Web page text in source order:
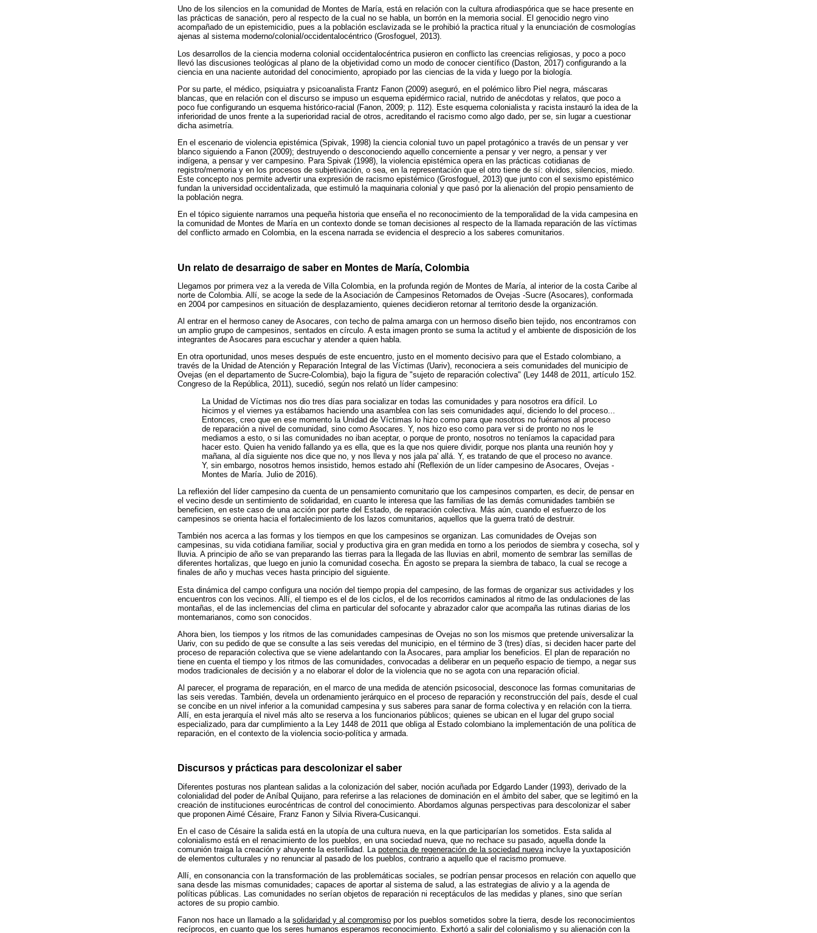
Uno de los silencios en la comunidad de Montes de María, está en relación con la cultura afrodiaspórica que se hace presente en
las prácticas de sanación, pero al respecto de la cual no se habla, un borrón en la memoria social. El genocidio negro vino
acompañado de un epistemicidio, pues a la población esclavizada se le prohibió la practica ritual y la enunciación de cosmologías
ajenas al sistema moderno/colonial/occidentalocéntrico (Grosfoguel, 2013).
Los desarrollos de la ciencia moderna colonial occidentalocéntrica pusieron en conflicto las creencias religiosas, y poco a poco
llevó las discusiones teológicas al plano de la objetividad como un modo de conocer científico (Daston, 2017) configurando a la
ciencia en una naciente autoridad del conocimiento, apropiado por las ciencias de la vida y luego por la biología.
Por su parte, el médico, psiquiatra y psicoanalista Frantz Fanon (2009) aseguró, en el polémico libro Piel negra, máscaras
blancas, que en relación con el discurso se impuso un esquema epidérmico racial, nutrido de anécdotas y relatos, que poco a
poco fue configurando un esquema histórico-racial (Fanon, 2009; p. 112). Este esquema colonialista y racista instauró la idea de la
inferioridad de unos frente a la superioridad racial de otros, acreditando el racismo como algo dado, per se, sin lugar a cuestionar
dicha asimetría.
En el escenario de violencia epistémica (Spivak, 1998) la ciencia colonial tuvo un papel protagónico a través de un pensar y ver
blanco siguiendo a Fanon (2009); destruyendo o desconociendo aquello concerniente a pensar y ver negro, a pensar y ver
indígena, a pensar y ver campesino. Para Spivak (1998), la violencia epistémica opera en las prácticas cotidianas de
registro/memoria y en los procesos de subjetivación, o sea, en la representación que el otro tiene de sí: olvidos, silencios, miedo.
Este concepto nos permite advertir una expresión de racismo epistémico (Grosfoguel, 2013) que junto con el sexismo epistémico
fundan la universidad occidentalizada, que estimuló la maquinaria colonial y que pasó por la alienación del propio pensamiento de
la población negra.
En el tópico siguiente narramos una pequeña historia que enseña el no reconocimiento de la temporalidad de la vida campesina en
la comunidad de Montes de María en un contexto donde se toman decisiones al respecto de la llamada reparación de las víctimas
del conflicto armado en Colombia, en la escena narrada se evidencia el desprecio a los saberes comunitarios.
Un relato de desarraigo de saber en Montes de María, Colombia
Llegamos por primera vez a la vereda de Villa Colombia, en la profunda región de Montes de María, al interior de la costa Caribe al
norte de Colombia. Allí, se acoge la sede de la Asociación de Campesinos Retornados de Ovejas -Sucre (Asocares), conformada
en 2004 por campesinos en situación de desplazamiento, quienes decidieron retornar al territorio desde la organización.
Al entrar en el hermoso caney de Asocares, con techo de palma amarga con un hermoso diseño bien tejido, nos encontramos con
un amplio grupo de campesinos, sentados en círculo. A esta imagen pronto se suma la actitud y el ambiente de disposición de los
integrantes de Asocares para escuchar y atender a quien habla.
En otra oportunidad, unos meses después de este encuentro, justo en el momento decisivo para que el Estado colombiano, a
través de la Unidad de Atención y Reparación Integral de las Víctimas (Uariv), reconociera a seis comunidades del municipio de
Ovejas (en el departamento de Sucre-Colombia), bajo la figura de "sujeto de reparación colectiva" (Ley 1448 de 2011, artículo 152.
Congreso de la República, 2011), sucedió, según nos relató un líder campesino:
La Unidad de Víctimas nos dio tres días para socializar en todas las comunidades y para nosotros era difícil. Lo
hicimos y el viernes ya estábamos haciendo una asamblea con las seis comunidades aquí, diciendo lo del proceso...
Entonces, creo que en ese momento la Unidad de Víctimas lo hizo como para que nosotros no fuéramos al proceso
de reparación a nivel de comunidad, sino como Asocares. Y, nos hizo eso como para ver si de pronto no nos le
mediamos a esto, o si las comunidades no iban aceptar, o porque de pronto, nosotros no teníamos la capacidad para
hacer esto. Quien ha venido fallando ya es ella, que es la que nos quiere dividir, porque nos planta una reunión hoy y
mañana, al día siguiente nos dice que no, y nos lleva y nos jala pa' allá. Y, es tratando de que el proceso no avance.
Y, sin embargo, nosotros hemos insistido, hemos estado ahí (Reflexión de un líder campesino de Asocares, Ovejas -
Montes de María. Julio de 2016).
La reflexión del líder campesino da cuenta de un pensamiento comunitario que los campesinos comparten, es decir, de pensar en
el vecino desde un sentimiento de solidaridad, en cuanto le interesa que las familias de las demás comunidades también se
beneficien, en este caso de una acción por parte del Estado, de reparación colectiva. Más aún, cuando el esfuerzo de los
campesinos se orienta hacia el fortalecimiento de los lazos comunitarios, aquellos que la guerra trató de destruir.
También nos acerca a las formas y los tiempos en que los campesinos se organizan. Las comunidades de Ovejas son
campesinas, su vida cotidiana familiar, social y productiva gira en gran medida en torno a los periodos de siembra y cosecha, sol y
lluvia. A principio de año se van preparando las tierras para la llegada de las lluvias en abril, momento de sembrar las semillas de
diferentes hortalizas, que luego en junio la comunidad cosecha. En agosto se prepara la siembra de tabaco, la cual se recoge a
finales de año y muchas veces hasta principio del siguiente.
Esta dinámica del campo configura una noción del tiempo propia del campesino, de las formas de organizar sus actividades y los
encuentros con los vecinos. Allí, el tiempo es el de los ciclos, el de los recorridos caminados al ritmo de las ondulaciones de las
montañas, el de las inclemencias del clima en particular del sofocante y abrazador calor que acompaña las rutinas diarias de los
montemarianos, como son conocidos.
Ahora bien, los tiempos y los ritmos de las comunidades campesinas de Ovejas no son los mismos que pretende universalizar la
Uariv, con su pedido de que se consulte a las seis veredas del municipio, en el término de 3 (tres) días, si deciden hacer parte del
proceso de reparación colectiva que se viene adelantando con la Asocares, para ampliar los beneficios. El plan de reparación no
tiene en cuenta el tiempo y los ritmos de las comunidades, convocadas a deliberar en un pequeño espacio de tiempo, a negar sus
modos tradicionales de decisión y a no elaborar el dolor de la violencia que no se agota con una reparación oficial.
Al parecer, el programa de reparación, en el marco de una medida de atención psicosocial, desconoce las formas comunitarias de
las seis veredas. También, devela un ordenamiento jerárquico en el proceso de reparación y reconstrucción del país, desde el cual
se concibe en un nivel inferior a la comunidad campesina y sus saberes para sanar de forma colectiva y en relación con la tierra.
Allí, en esta jerarquía el nivel más alto se reserva a los funcionarios públicos; quienes se ubican en el lugar del grupo social
especializado, para dar cumplimiento a la Ley 1448 de 2011 que obliga al Estado colombiano la implementación de una política de
reparación, en el contexto de la violencia socio-política y armada.
Discursos y prácticas para descolonizar el saber
Diferentes posturas nos plantean salidas a la colonización del saber, noción acuñada por Edgardo Lander (1993), derivado de la
colonialidad del poder de Aníbal Quijano, para referirse a las relaciones de dominación en el ámbito del saber, que se legitimó en la
creación de instituciones eurocéntricas de control del conocimiento. Abordamos algunas perspectivas para descolonizar el saber
que proponen Aimé Césaire, Franz Fanon y Silvia Rivera-Cusicanqui.
En el caso de Césaire la salida está en la utopía de una cultura nueva, en la que participarían los sometidos. Esta salida al
colonialismo está en el renacimiento de los pueblos, en una sociedad nueva, que no rechace su pasado, aquella donde la
comunión traiga la creación y ahuyente la esterilidad. La potencia de regeneración de la sociedad nueva incluye la yuxtaposición
de elementos culturales y no renunciar al pasado de los pueblos, contrario a aquello que el racismo promueve.
Allí, en consonancia con la transformación de las problemáticas sociales, se podrían pensar procesos en relación con aquello que
sana desde las mismas comunidades; capaces de aportar al sistema de salud, a las estrategias de alivio y a la agenda de
políticas públicas. Las comunidades no serían objetos de reparación ni receptáculos de las medidas y planes, sino que serían
actores de su propio cambio.
Fanon nos hace un llamado a la solidaridad y al compromiso por los pueblos sometidos sobre la tierra, desde los reconocimientos
recíprocos, en cuanto que los seres humanos esperamos reconocimiento. Exhortó a salir del colonialismo y su alienación con la